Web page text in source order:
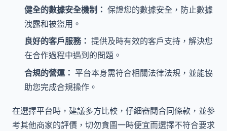
健全的數據安全機制： 保證您的數據安全，防止數據
洩露和被盜用。
良好的客戶服務： 提供及時有效的客戶支持，解決您
在合作過程中遇到的問題。
合規的營運： 平台本身需符合相關法律法規，並能協
助您完成合規操作。
在選擇平台時，建議多方比較，仔細審閱合同條款，並參
考其他商家的評價，切勿貪圖一時便宜而選擇不符合要求